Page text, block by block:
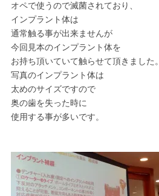
オペで使うので滅菌されており、
インプラント体は
通常触る事が出来ませんが
今回見本のインプラント体を
お持ち頂いていて触らせて頂きました。
写真のインプラント体は
太めのサイズですので
奥の歯を失った時に
使用する事が多いです。